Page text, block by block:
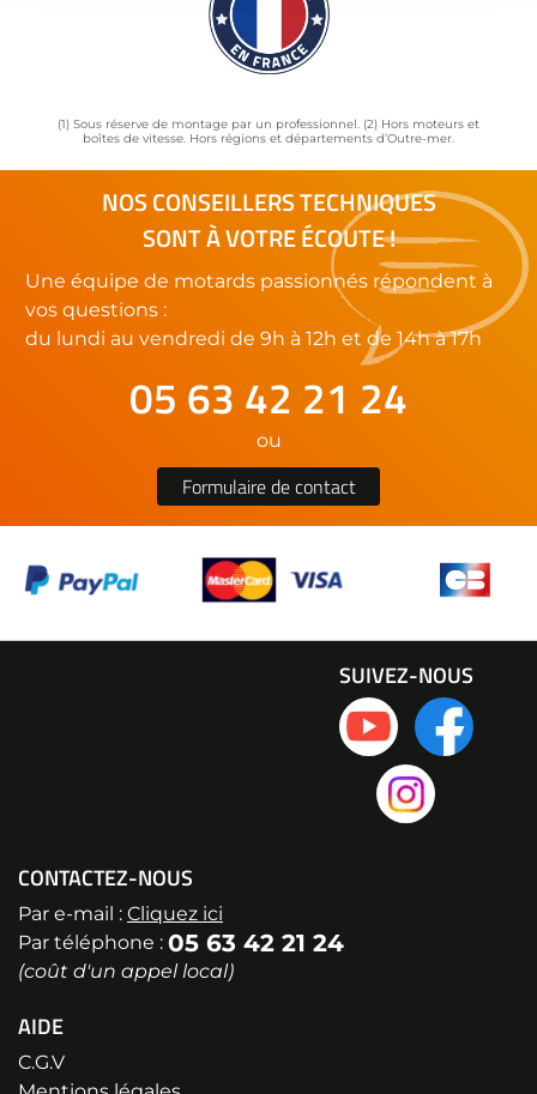
(1) Sous réserve de montage par un professionnel. (2) Hors moteurs et
boîtes de vitesse. Hors régions et départements d’Outre-mer.
NOS CONSEILLERS TECHNIQUES
SONT À VOTRE ÉCOUTE !
Une équipe de motards passionnés répondent à
vos questions :
du lundi au vendredi de 9h à 12h et de 14h à 17h
05 63 42 21 24
ou
Formulaire de contact
CONTACTEZ-NOUS
Par e-mail : Cliquez ici
Par téléphone : 05 63 42 21 24
(coût d'un appel local)
AIDE
C.G.V
SUIVEZ-NOUS